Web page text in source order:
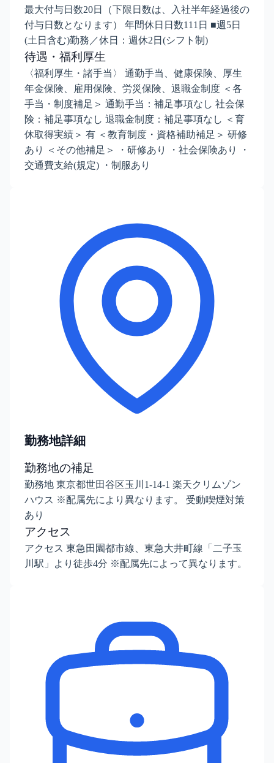
最大付与日数20日（下限日数は、入社半年経過後の
付与日数となります） 年間休日日数111日 ■週5日
(土日含む)勤務／休日：週休2日(シフト制)
待遇・福利厚生
〈福利厚生・諸手当〉 通勤手当、健康保険、厚生
年金保険、雇用保険、労災保険、退職金制度 ＜各
手当・制度補足＞ 通勤手当：補足事項なし 社会保
険：補足事項なし 退職金制度：補足事項なし ＜育
休取得実績＞ 有 ＜教育制度・資格補助補足＞ 研修
あり ＜その他補足＞ ・研修あり ・社会保険あり ・
交通費支給(規定) ・制服あり
勤務地詳細
勤務地の補足
勤務地 東京都世田谷区玉川1-14-1 楽天クリムゾン
ハウス ※配属先により異なります。 受動喫煙対策
あり
アクセス
アクセス 東急田園都市線、東急大井町線「二子玉
川駅」より徒歩4分 ※配属先によって異なります。